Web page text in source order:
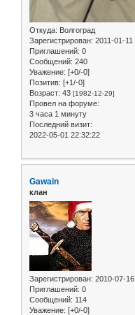
Откуда: Волгоград
Зарегистрирован: 2011-01-11
Приглашений: 0
Сообщений: 240
Уважение: [+0/-0]
Позитив: [+1/-0]
Возраст: 43 [1982-12-29]
Провел на форуме:
3 часа 1 минуту
Последний визит:
2022-05-01 22:32:22
Gawain
клан
Зарегистрирован: 2010-07-16
Приглашений: 0
Сообщений: 114
Уважение: [+0/-0]